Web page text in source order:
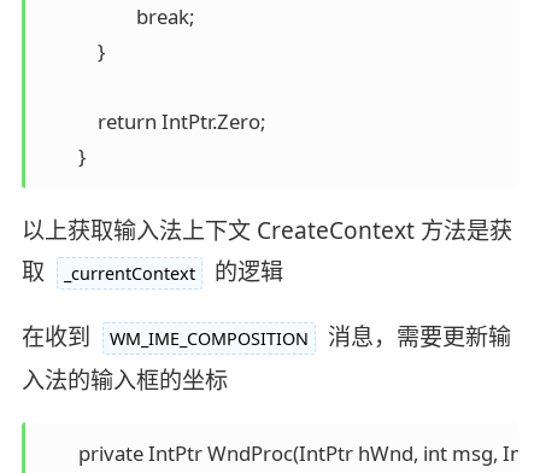
                    break;
            }
            return IntPtr.Zero;
        }
以上获取输入法上下文 CreateContext 方法是获
取
_currentContext 的逻辑
在收到 WM_IME_COMPOSITION
消息，需要更新输
入法的输入框的坐标
private IntPtr WndProc(IntPtr hWnd, int msg,